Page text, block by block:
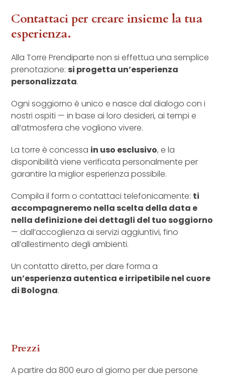
Contattaci per creare insieme la tua
esperienza.
Alla Torre Prendiparte non si effettua una semplice
prenotazione: si progetta un’esperienza
personalizzata.
Ogni soggiorno è unico e nasce dal dialogo con i
nostri ospiti — in base ai loro desideri, ai tempi e
all’atmosfera che vogliono vivere.
La torre è concessa in uso esclusivo, e la
disponibilità viene verificata personalmente per
garantire la miglior esperienza possibile.
Compila il form o contattaci telefonicamente: ti
accompagneremo nella scelta della data e
nella definizione dei dettagli del tuo soggiorno
— dall’accoglienza ai servizi aggiuntivi, fino
all’allestimento degli ambienti.
Un contatto diretto, per dare forma a
un’esperienza autentica e irripetibile nel cuore
di Bologna.
Prezzi
A partire da 800 euro al giorno per due persone